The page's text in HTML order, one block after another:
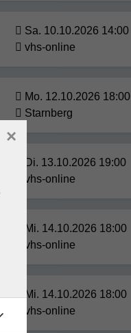
Sa. 10.10.2026 14:00
vhs-online
Mo. 12.10.2026 18:00
Starnberg
Di. 13.10.2026 19:00
vhs-online
Mi. 14.10.2026 18:00
vhs-online
Mi. 14.10.2026 18:00
vhs-online
×